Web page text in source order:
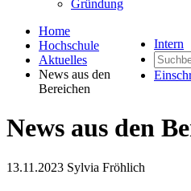
Gründung
Intern
Home
Hochschule
Aktuelles
News aus den
Bereichen
News aus den
13.11.2023 Sylvia Fröhlich